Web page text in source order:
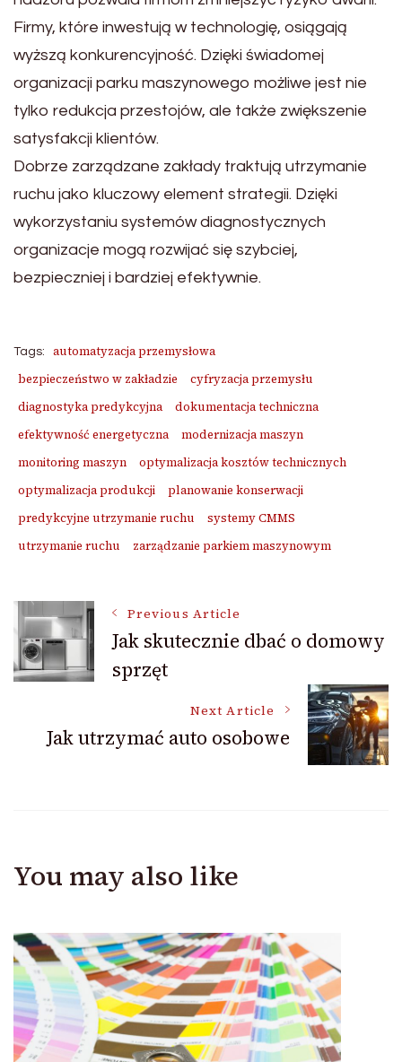
Firmy, które inwestują w technologię, osiągają
wyższą konkurencyjność. Dzięki świadomej
organizacji parku maszynowego możliwe jest nie
tylko redukcja przestojów, ale także zwiększenie
satysfakcji klientów.
Dobrze zarządzane zakłady traktują utrzymanie
ruchu jako kluczowy element strategii. Dzięki
wykorzystaniu systemów diagnostycznych
organizacje mogą rozwijać się szybciej,
bezpieczniej i bardziej efektywnie.
Tags:
automatyzacja przemysłowa
bezpieczeństwo w zakładzie
cyfryzacja przemysłu
diagnostyka predykcyjna
dokumentacja techniczna
efektywność energetyczna
modernizacja maszyn
monitoring maszyn
optymalizacja kosztów technicznych
optymalizacja produkcji
planowanie konserwacji
predykcyjne utrzymanie ruchu
systemy CMMS
utrzymanie ruchu
zarządzanie parkiem maszynowym
Post
Navigation
Previous Article
Jak skutecznie dbać o domowy
sprzęt
Next Article
Jak utrzymać auto osobowe
You may also like